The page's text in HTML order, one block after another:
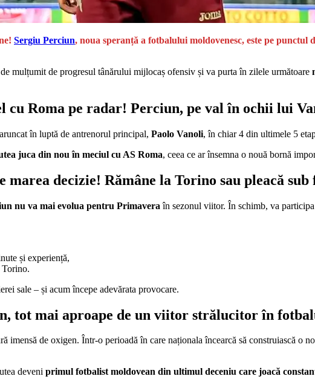
Sergiu Perciun, noua speranță a fotbalului moldovenesc, este pe
mulțumit de progresul tânărului mijlocaș ofensiv și va purta în zilele următoare
Roma pe radar! Perciun, pe val în ochii lui
în luptă de antrenorul principal, Paolo Vanoli, în chiar 4 din ultimele 5
juca din nou în meciul cu AS Roma, ceea ce ar însemna o nouă bornă
decizie! Rămâne la Torino sau pleacă
nu va mai evolua pentru Primavera în sezonul viitor. În schimb, va participa
și experiență,
sale – și acum începe adevărata provocare.
mai aproape de un viitor strălucitor în
imensă de oxigen. Într-o perioadă în care naționala încearcă să construiască o
deveni primul fotbalist moldovean din ultimul deceniu care joacă